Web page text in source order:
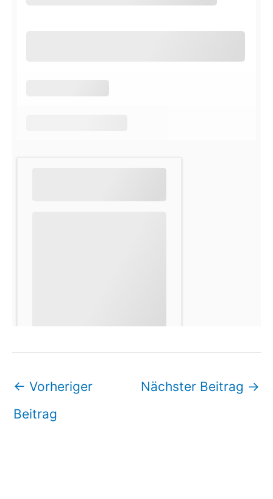
← Vorheriger
Beitrag
Nächster Beitrag →